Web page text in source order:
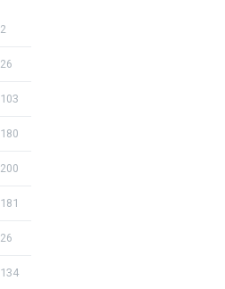
2
26
103
180
200
181
26
134